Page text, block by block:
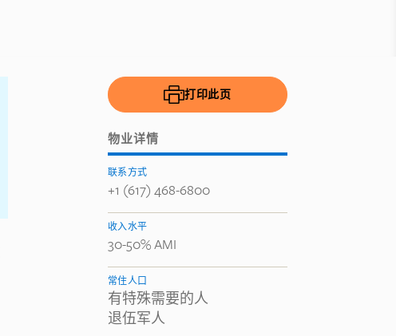
打印此页
物业详情
联系方式
+1 (617) 468-6800
收入水平
30-50% AMI
常住人口
有特殊需要的人
退伍军人